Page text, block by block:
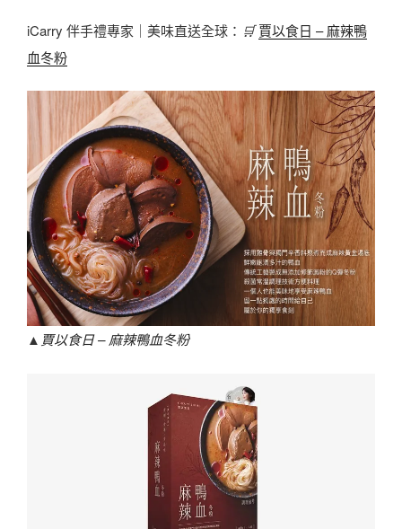
iCarry 伴手禮專家｜美味直送全球： 🛒 賈以食日 – 麻辣鴨
血冬粉
▲ 賈以食日 – 麻辣鴨血冬粉